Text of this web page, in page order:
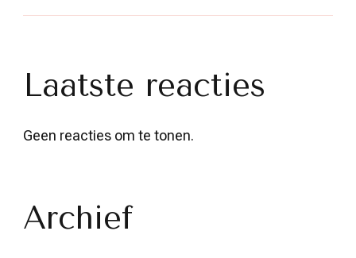
Laatste reacties
Geen reacties om te tonen.
Archief